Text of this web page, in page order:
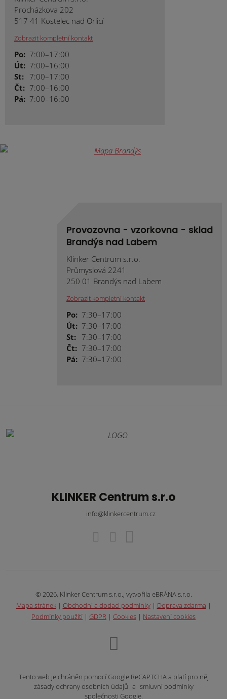
Procházkova 202
517 41 Kostelec nad Orlicí
Zobrazit kompletní kontakt
Po: 7:00–17:00
Út: 7:00–16:00
St: 7:00–17:00
Čt: 7:00–16:00
Pá: 7:00–16:00
Provozovna - vzorkovna - sklad
Brandýs nad Labem
Klinker Centrum s.r.o.
Průmyslová 2241
250 01 Brandýs nad Labem
Zobrazit kompletní kontakt
Po: 7:30–17:00
Út: 7:30–17:00
St: 7:30–17:00
Čt: 7:30–17:00
Pá: 7:30–17:00
KLINKER Centrum s.r.o
info@klinkercentrum.cz
© 2026, Klinker Centrum s.r.o., vytvořila eBRÁNA s.r.o.
Mapa stránek| Obchodní a dodací podmínky| Doprava zdarma |
Podmínky použití | GDPR | Cookies | Nastavení cookies
Tento web je chráněn pomocí Google ReCAPTCHA a platí pro něj
zásady ochrany osobních údajů a smluvní podmínky
společnosti Google.